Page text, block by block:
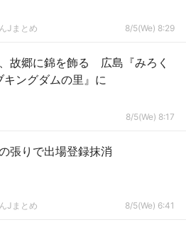
Jまとめ 8/5(We) 8:29
故郷に錦を飾る 広島『みろく
ングダムの里』に
8/5(We) 8:17
張りで出場登録抹消
Jまとめ 8/5(We) 6:41